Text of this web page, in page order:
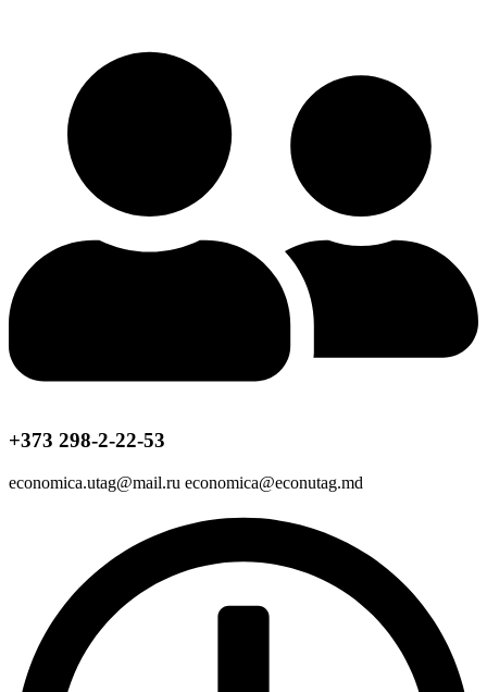
+373 298-2-22-53
economica.utag@mail.ru economica@econutag.md